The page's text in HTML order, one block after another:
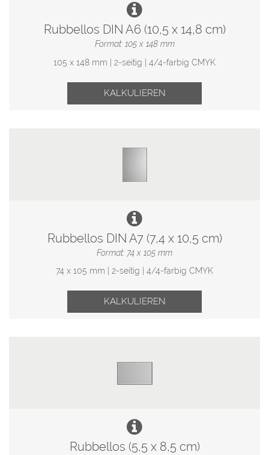
Rubbellos DIN A6 (10,5 x 14,8 cm)
Format: 105 x 148 mm
105 x 148 mm | 2-seitig | 4/4-farbig CMYK
KALKULIEREN
Rubbellos DIN A7 (7,4 x 10,5 cm)
Format: 74 x 105 mm
74 x 105 mm | 2-seitig | 4/4-farbig CMYK
KALKULIEREN
Rubbellos (5,5 x 8,5 cm)